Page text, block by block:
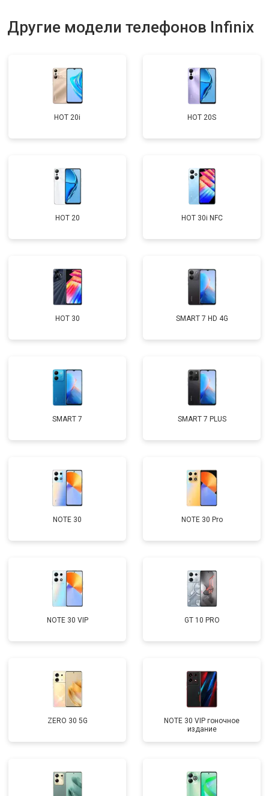
Другие модели телефонов Infinix
HOT 20i HOT 20S
HOT 20 HOT 30i NFC
HOT 30 SMART 7 HD 4G
SMART 7 SMART 7 PLUS
NOTE 30 NOTE 30 Pro
NOTE 30 VIP GT 10 PRO
ZERO 30 5G
NOTE 30 VIP гоночное
издание